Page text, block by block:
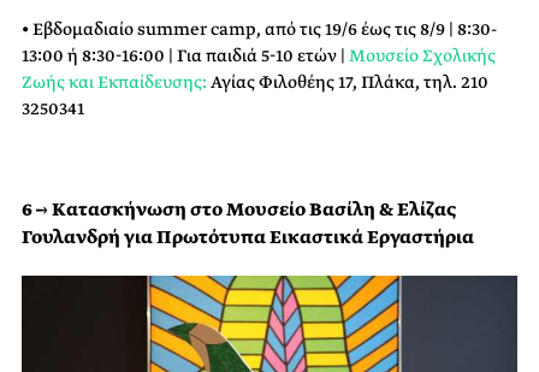
• Εβδομαδιαίο summer camp, από τις 19/6 έως τις 8/9 | 8:30-
13:00 ή 8:30-16:00 | Για παιδιά 5-10 ετών | Μουσείο Σχολικής
Ζωής και Εκπαίδευσης: Αγίας Φιλοθέης 17, Πλάκα, τηλ. 210
3250341
6 → Κατασκήνωση στο Μουσείο Βασίλη & Ελίζας
Γουλανδρή για Πρωτότυπα Εικαστικά Εργαστήρια